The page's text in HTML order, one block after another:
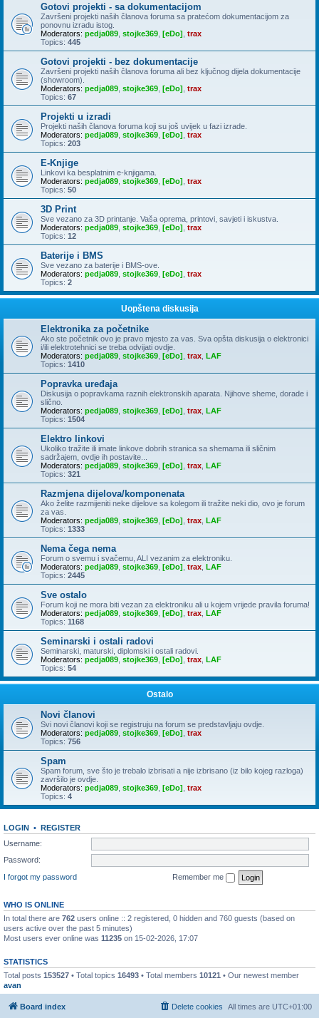
Gotovi projekti - sa dokumentacijom
Završeni projekti naših članova foruma sa pratećom dokumentacijom za
ponovnu izradu istog.
Moderators: pedja089 stojke369 [eDo] trax
Topics: 445
Gotovi projekti - bez dokumentacije
Završeni projekti naših članova foruma ali bez ključnog dijela dokumentacije
(showroom).
Moderators: pedja089 stojke369 [eDo] trax
Topics: 67
Projekti u izradi
Projekti naših članova foruma koji su još uvijek u fazi izrade.
Moderators: pedja089 stojke369 [eDo] trax
Topics: 203
E-Knjige
Linkovi ka besplatnim e-knjigama.
Moderators: pedja089 stojke369 [eDo] trax
Topics: 50
3D Print
Sve vezano za 3D printanje. Vaša oprema, printovi, savjeti i iskustva.
Moderators: pedja089 stojke369 [eDo] trax
Topics: 12
Baterije i BMS
Sve vezano za baterije i BMS-ove.
Moderators: pedja089 stojke369 [eDo] trax
Topics: 2
Uopštena diskusija
Elektronika za početnike
Ako ste početnik ovo je pravo mjesto za vas. Sva opšta diskusija o elektronici
i/ili elektrotehnici se treba odvijati ovdje.
Moderators: pedja089 stojke369 [eDo] trax LAF
Topics: 1410
Popravka uređaja
Diskusija o popravkama raznih elektronskih aparata. Njihove sheme, dorade i
slično.
Moderators: pedja089 stojke369 [eDo] trax LAF
Topics: 1504
Elektro linkovi
Ukoliko tražite ili imate linkove dobrih stranica sa shemama ili sličnim
sadržajem, ovdje ih postavite...
Moderators: pedja089 stojke369 [eDo] trax LAF
Topics: 321
Razmjena dijelova/komponenata
Ako želite razmijeniti neke dijelove sa kolegom ili tražite neki dio, ovo je forum
za vas.
Moderators: pedja089 stojke369 [eDo] trax LAF
Topics: 1333
Nema čega nema
Forum o svemu i svačemu, ALI vezanim za elektroniku.
Moderators: pedja089 stojke369 [eDo] trax LAF
Topics: 2445
Sve ostalo
Forum koji ne mora biti vezan za elektroniku ali u kojem vrijede pravila foruma!
Moderators: pedja089 stojke369 [eDo] trax LAF
Topics: 1168
Seminarski i ostali radovi
Seminarski, maturski, diplomski i ostali radovi.
Moderators: pedja089 stojke369 [eDo] trax LAF
Topics: 54
Ostalo
Novi članovi
Svi novi članovi koji se registruju na forum se predstavljaju ovdje.
Moderators: pedja089 stojke369 [eDo] trax
Topics: 756
Spam
Spam forum, sve što je trebalo izbrisati a nije izbrisano (iz bilo kojeg razloga)
završilo je ovdje.
Moderators: pedja089 stojke369 [eDo] trax
Topics: 4
LOGIN • REGISTER
Username:
Password:
I forgot my password
Remember me
WHO IS ONLINE
In total there are 762 users online :: 2 registered, 0 hidden and 760 guests (based on
users active over the past 5 minutes)
Most users ever online was 11235 on 15-02-2026, 17:07
STATISTICS
Total posts 153527 • Total topics 16493 • Total members 10121 • Our newest member
avan
Board index All times are UTC+01:00
Delete cookies